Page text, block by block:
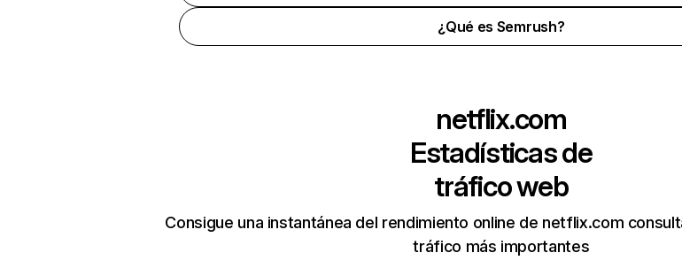
¿Qué es Semrush?
netflix.com
Estadísticas de
tráfico web
Consigue una instantánea del rendimiento online de netflix.com
tráfico más importantes